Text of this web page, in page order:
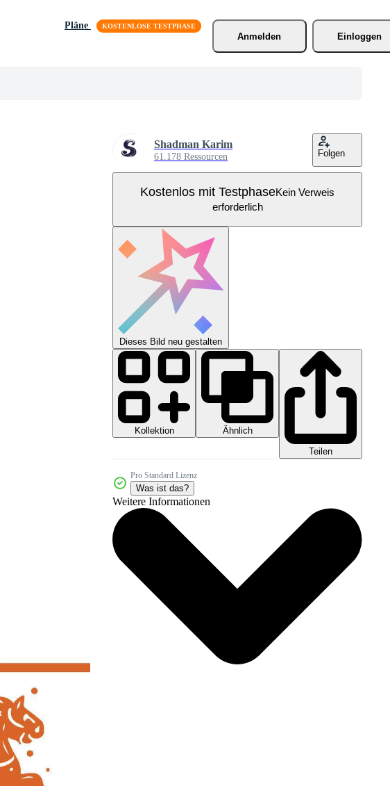
Pläne
Anmelden
Einloggen
Shadman Karim
61.178 Ressourcen Folgen
Kostenlos mit TestphaseKein Verweis
erforderlich
Dieses Bild neu gestalten
Kollektion
Ähnlich
Teilen
Pro Standard Lizenz
Was ist das?
Weitere Informationen